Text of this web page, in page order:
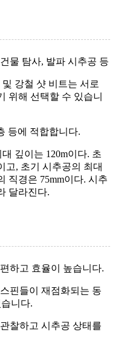
물 탐사, 발파 시추공 등
강철 샷 비트는 서로
위해 선택할 수 있습니
등에 적합합니다.
깊이는 120m이다. 초
고, 초기 시추공의 최대
직경은 75mm이다. 시추
달라진다.
하고 효율이 높습니다.
핀들이 재점화되는 동
니다.
찰하고 시추공 상태를